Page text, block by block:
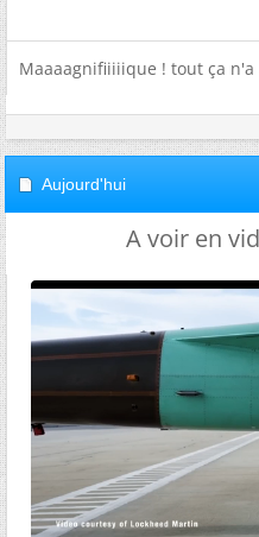
Maaaagnifiiiiique ! tout ça
Aujourd'hui
A voir en